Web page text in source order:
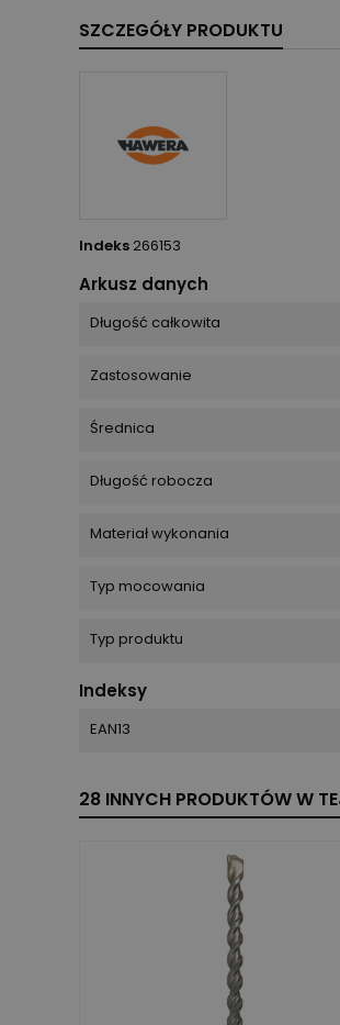
SZCZEGÓŁY PRODUKTU
Indeks 266153
Arkusz danych
Długość całkowita
Zastosowanie
Średnica
Długość robocza
Materiał wykonania
Typ mocowania
Typ produktu
Indeksy
EAN13
28 INNYCH PRODUKTÓW W